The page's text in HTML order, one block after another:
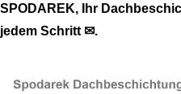
SPODAREK, Ihr
jedem Schritt ✉.